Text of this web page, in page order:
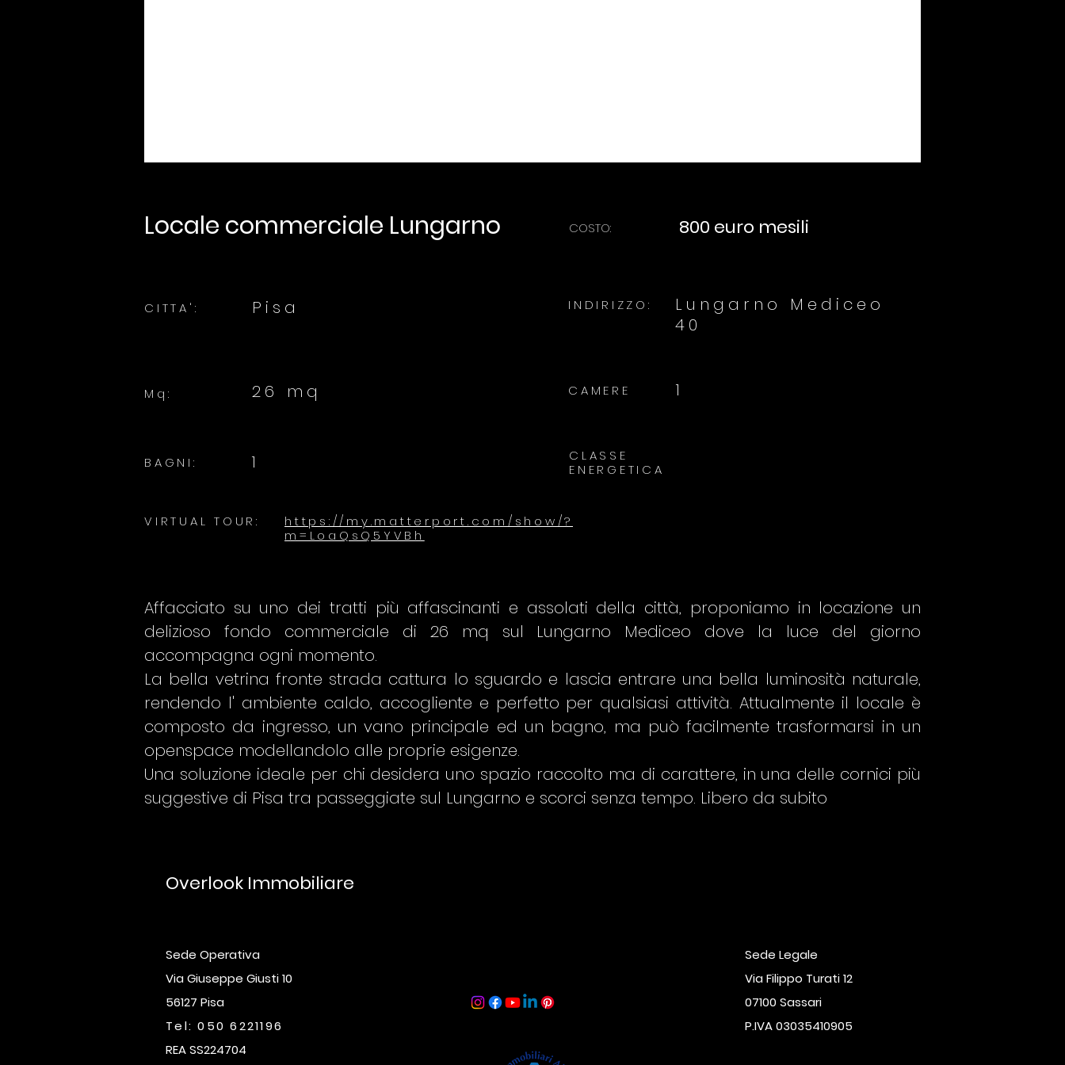
Locale commerciale Lungarno COSTO: 800 euro mesili
CITTA':
Mq:
Pisa
26 mq
INDIRIZZO:
Lungarno Mediceo
40
CAMERE 1
BAGNI: 1
CLASSE
ENERGETICA
VIRTUAL TOUR:
https://my.matterport.com/show/?
m=LoaQsQ5YVBh
Affacciato su uno dei tratti più affascinanti e assolati della città, proponiamo in locazione un
delizioso fondo commerciale di 26 mq sul Lungarno Mediceo dove la luce del giorno
accompagna ogni momento.
La bella vetrina fronte strada cattura lo sguardo e lascia entrare una bella luminosità naturale,
rendendo l' ambiente caldo, accogliente e perfetto per qualsiasi attività. Attualmente il locale è
composto da ingresso, un vano principale ed un bagno, ma può facilmente trasformarsi in un
openspace modellandolo alle proprie esigenze.
Una soluzione ideale per chi desidera uno spazio raccolto ma di carattere, in una delle cornici più
suggestive di Pisa tra passeggiate sul Lungarno e scorci senza tempo. Libero da subito
Overlook Immobiliare
Sede Operativa
Via Giuseppe Giusti 10
56127 Pisa
Tel: 050 6221196
REA SS224704
Sede Legale
Via Filippo Turati 12
07100 Sassari
P.IVA 03035410905